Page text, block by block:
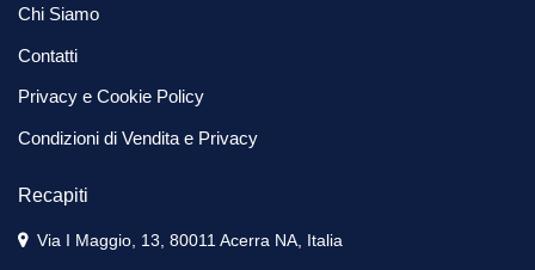
Chi Siamo
Contatti
Privacy e Cookie Policy
Condizioni di Vendita e Privacy
Recapiti
Via I Maggio, 13, 80011 Acerra NA, Italia